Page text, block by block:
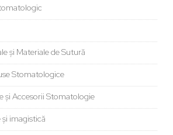
și Materiale de Sutură
Stomatologice
și Accesorii Stomatologie
imagistică